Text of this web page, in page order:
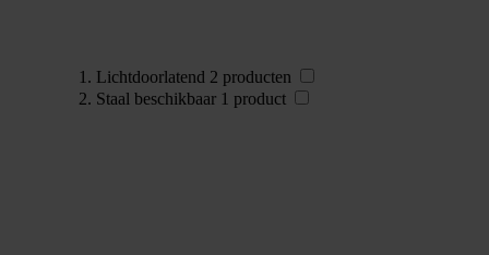
Lichtdoorlatend 2 producten
Staal beschikbaar 1 product